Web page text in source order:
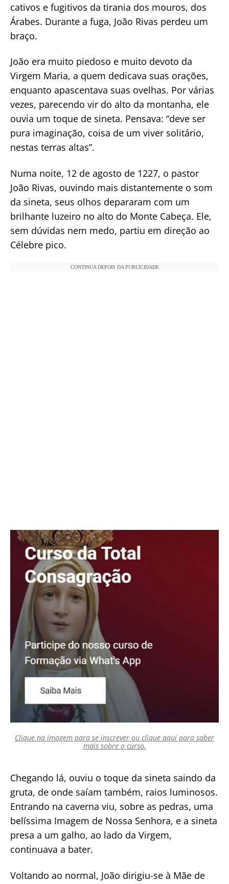
cativos e fugitivos da tirania dos mouros, dos
Árabes. Durante a fuga, João Rivas perdeu um
braço.
João era muito piedoso e muito devoto da
Virgem Maria, a quem dedicava suas orações,
enquanto apascentava suas ovelhas. Por várias
vezes, parecendo vir do alto da montanha, ele
ouvia um toque de sineta. Pensava: “deve ser
pura imaginação, coisa de um viver solitário,
nestas terras altas”.
Numa noite, 12 de agosto de 1227, o pastor
João Rivas, ouvindo mais distantemente o som
da sineta, seus olhos depararam com um
brilhante luzeiro no alto do Monte Cabeça. Ele,
sem dúvidas nem medo, partiu em direção ao
Célebre pico.
CONTINUA DEPOIS DA PUBLICIDADE
Clique na imagem para se inscrever ou clique aqui para saber
mais sobre o curso.
Chegando lá, ouviu o toque da sineta saindo da
gruta, de onde saíam também, raios luminosos.
Entrando na caverna viu, sobre as pedras, uma
belíssima Imagem de Nossa Senhora, e a sineta
presa a um galho, ao lado da Virgem,
continuava a bater.
Voltando ao normal, João dirigiu-se à Mãe de